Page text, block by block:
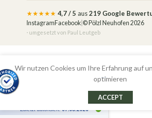
★★★★★ 4,7 / 5 aus219 Google
Instagram Facebook © Pölzl Neuhofen 2026
· umgesetzt von Paul Leutgeb
Wir nutzen Cookies um Ihre Erfahrung auf
optimieren
ACCEPT
Alle Preise inkl. der gesetzlichen